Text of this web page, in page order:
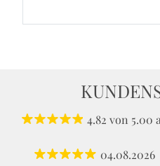
4.82 von 5.00
04.08.2026